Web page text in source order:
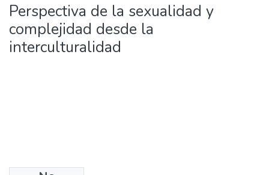
Perspectiva de la sexualidad y
complejidad desde la
interculturalidad